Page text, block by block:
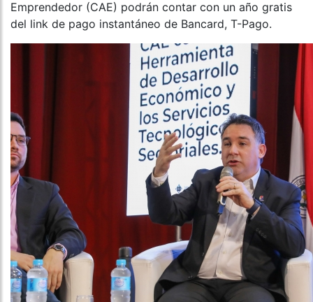
Emprendedor (CAE) podrán contar con un año gratis
del link de pago instantáneo de Bancard, T-Pago.